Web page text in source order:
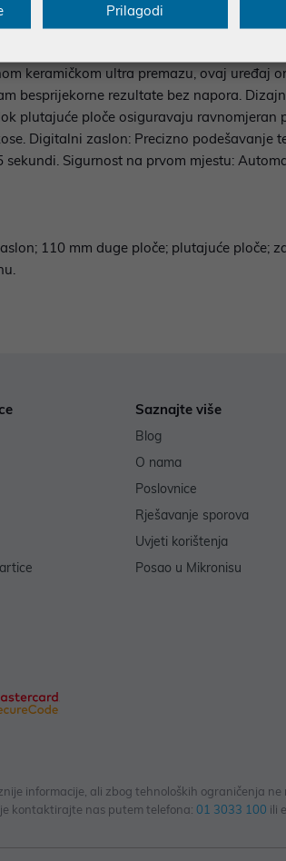
kosa Postignite izgled kao iz salona
keramičkom ultra premazu, ovaj uređaj
besprijekorne rezultate bez napora.
plutajuće ploče osiguravaju
Digitalni zaslon: Precizno podešavanje
Sigurnost na prvom mjestu:
110 mm duge ploče; plutajuće ploče;
Saznajte više
Blog
O nama
Poslovnice
Rješavanje sporova
Uvjeti korištenja
Posao u Mikronisu
informacije, ali zbog tehnoloških ograničenja
kontaktirajte nas putem telefona: 01 3033 100 ili
Prilagodi